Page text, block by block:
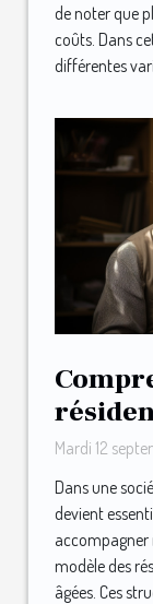
de noter que
coûts. Dans
différentes
les
Mardi 12
Dans une
devient
accompagner
modèle des
âgées. Ces